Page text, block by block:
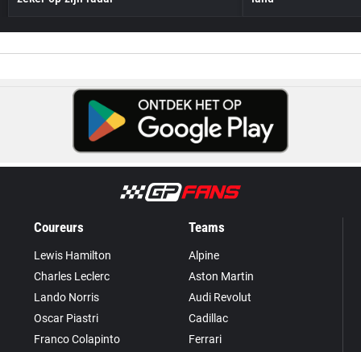
Coureurs
Lewis Hamilton
Charles Leclerc
Lando Norris
Oscar Piastri
Franco Colapinto
Teams
Alpine
Aston Martin
Audi Revolut
Cadillac
Ferrari